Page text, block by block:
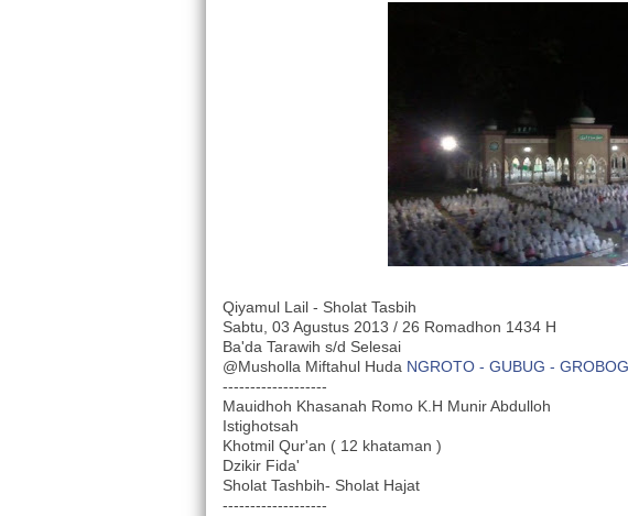
Qiyamul Lail - Sholat Tasbih
Sabtu, 03 Agustus 2013 / 26 Romadhon 1434 H
Ba'da Tarawih s/d Selesai
@Musholla Miftahul Huda NGROTO - GUBUG -
-------------------
Mauidhoh Khasanah Romo K.H Munir Abdulloh
Istighotsah
Khotmil Qur'an ( 12 khataman )
Dzikir Fida'
Sholat Tashbih- Sholat Hajat
-------------------